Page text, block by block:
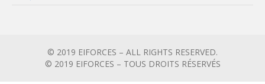
© 2019 EIFORCES – ALL RIGHTS RESERVED.
© 2019 EIFORCES – TOUS DROITS RÉSERVÉS